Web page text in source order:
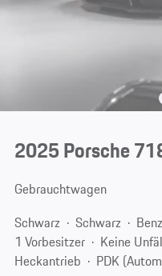
2025 Porsche
Gebrauchtwagen
Schwarz
Schwarz
1 Vorbesitzer
Keine
Heckantrieb
PDK